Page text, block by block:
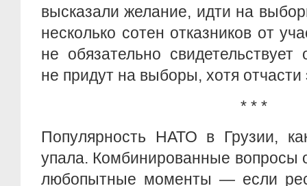
высказали желание, идти на
несколько сотен отказников от
не обязательно
не придут на выборы, хотя
* * *
Популярность НАТО в Грузии,
упала. Комбинированные вопросы
любопытные моменты — если